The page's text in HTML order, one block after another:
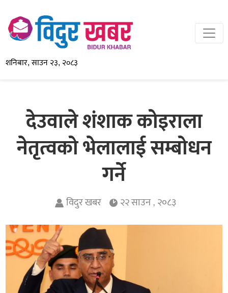
शनिबार, साउन २३, २०८३
देउवाले शंशाक कोइराला
नेतृत्वको भेलालाई सम्बोधन
गर्ने
विदुर खबर २२ साउन , २०८३